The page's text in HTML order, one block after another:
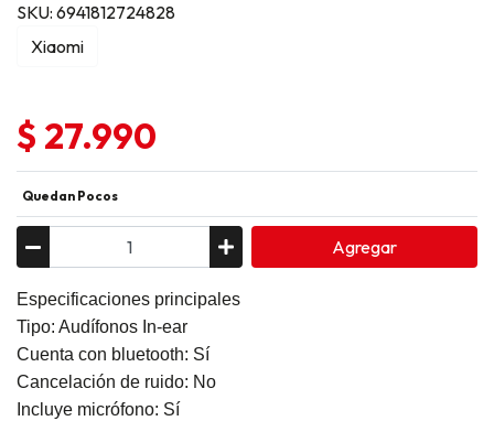
SKU: 6941812724828
Xiaomi
$ 27.990
Quedan Pocos
Agregar
Especificaciones principales
Tipo: Audífonos In-ear
Cuenta con bluetooth: Sí
Cancelación de ruido: No
Incluye micrófono: Sí